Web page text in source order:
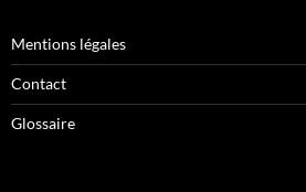
Éclipse du 12 août : le conseil le plus fou
Mentions légales
Contact
Glossaire